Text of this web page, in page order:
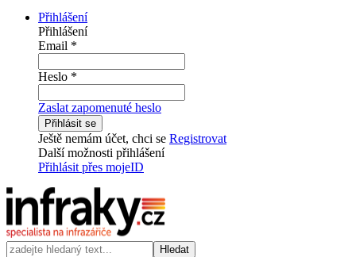
Přihlášení
Přihlášení
Email *
Heslo *
Zaslat zapomenuté heslo
Přihlásit se
Ještě nemám účet, chci se Registrovat
Další možnosti přihlášení
Přihlásit přes mojeID
Hledat